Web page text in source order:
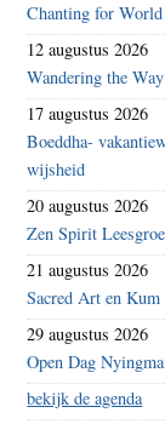
Chanting for World
12 augustus 2026
Wandering the
17 augustus 2026
Boeddha-
wijsheid
20 augustus 2026
Zen Spirit
21 augustus 2026
Sacred Art en
29 augustus 2026
Open Dag
bekijk de agenda